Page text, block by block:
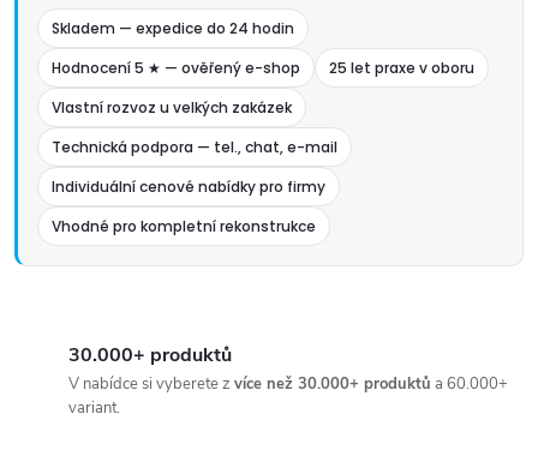
Skladem — expedice do 24 hodin
Hodnocení 5 ★ — ověřený e-shop
25 let praxe v oboru
Vlastní rozvoz u velkých zakázek
Technická podpora — tel., chat, e-mail
Individuální cenové nabídky pro firmy
Vhodné pro kompletní rekonstrukce
30.000+ produktů
V nabídce si vyberete z více než 30.000+ produktů a 60.000+
variant.